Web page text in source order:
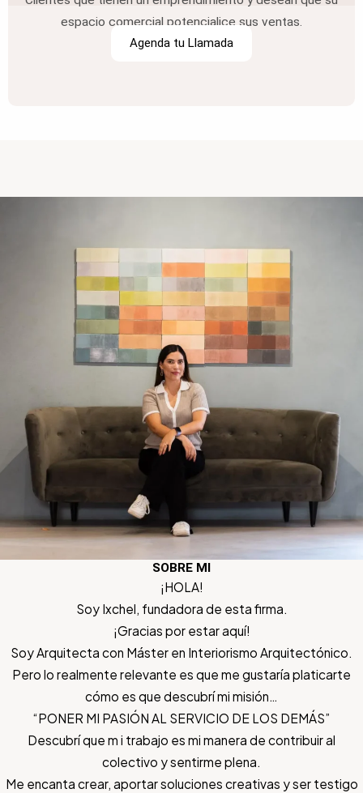
espacio comercial potencialice sus ventas.
Agenda tu Llamada
SOBRE MI
¡HOLA!
Soy Ixchel, fundadora de esta firma.
¡Gracias por estar aquí!
Soy Arquitecta con Máster en Interiorismo Arquitectónico.
Pero lo realmente relevante es que me gustaría platicarte
cómo es que descubrí mi misión…
“PONER MI PASIÓN AL SERVICIO DE LOS DEMÁS”
Descubrí que m i trabajo es mi manera de contribuir al
colectivo y sentirme plena.
Me encanta crear, aportar soluciones creativas y ser testigo